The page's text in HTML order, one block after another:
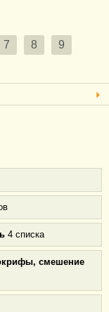
7 8 9
4 списка
смешение